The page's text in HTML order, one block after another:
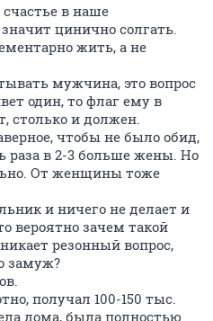
счастье в наше
цинично солгать.
жить, а не
мужчина, это вопрос
один, то флаг ему в
столько и должен.
чтобы не было обид,
раза в 2-3 больше жены. Но
От женщины тоже
и ничего не делает и
вероятно зачем такой
резонный вопрос,
замуж?
получал 100-150 тыс.
дома, была полностью